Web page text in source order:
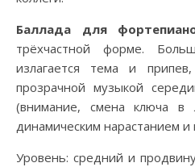
Баллада для
трёхчастной форме.
излагается тема и
прозрачной музыкой
(внимание, смена ключа в
динамическим нарастанием и
Уровень: средний и